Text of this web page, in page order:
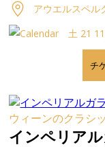
アウエルスペル
土 21
チ
ウィーンのクラシ
インペリア